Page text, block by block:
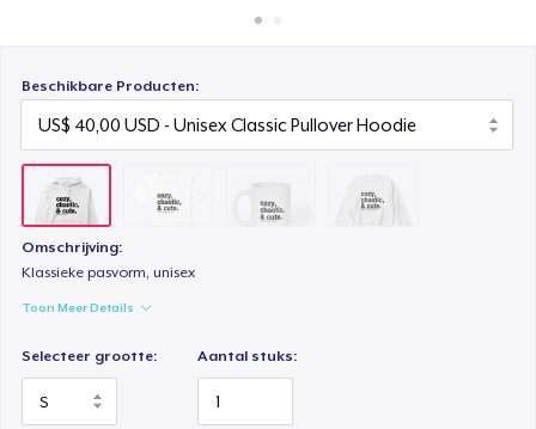
Beschikbare Producten:
Omschrijving:
Klassieke pasvorm, unisex
Toon Meer Details
Selecteer grootte: Aantal stuks: